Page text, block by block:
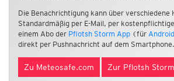
Die Benachrichtigung kann über verschiedene
Standardmäßig per E-Mail, per
einem Abo der Pflotsh Storm App (für Android
direkt per Pushnachricht auf dem Smartphone.
Zu Meteosafe.com Zur Pflotsh